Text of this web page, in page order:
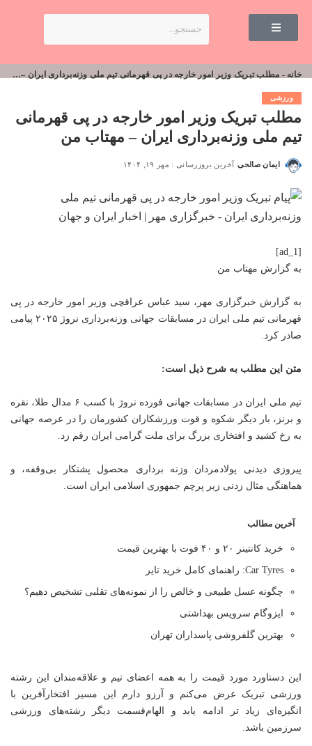
خانه - مطلب تبریک وزیر امور خارجه در پی قهرمانی تیم ملی وزنه‌برداری ایران – مهتاب من
ورزشی
مطلب تبریک وزیر امور خارجه در پی قهرمانی
تیم ملی وزنه‌برداری ایران – مهتاب من
ایمان صالحی آخرین بروزرسانی : مهر ۱۹, ۱۴۰۴
[ad_1]
به گزارش مهتاب من
به گزارش خبرگزاری مهر، سید عباس عراقچی وزیر امور خارجه در پی
قهرمانی تیم ملی ایران در مسابقات جهانی وزنه‌برداری نروژ ۲۰۲۵ پیامی
صادر کرد.
متن این مطلب به شرح ذیل است:
تیم ملی ایران در مسابقات جهانی فورده نروژ با کسب ۶ مدال طلا، نقره
و برنز، بار دیگر شکوه و قوت ورزشکاران کشورمان را در عرصه جهانی
به رخ کشید و افتخاری بزرگ برای ملت گرامی ایران رقم زد.
پیروزی دیدنی پولادمردان وزنه برداری محصول پشتکار بی‌وقفه، و
هماهنگی مثال زدنی زیر پرچم جمهوری اسلامی ایران است.
آخرین مطالب
خرید کانتینر ۲۰ و ۴۰ فوت با بهترین قیمت
Car Tyres: راهنمای کامل خرید تایر
چگونه عسل طبیعی و خالص را از نمونه‌های تقلبی تشخیص دهیم؟
ایزوگام سرویس بهداشتی
بهترین گلفروشی پاسداران تهران
این دستاورد مورد قیمت را به همه اعضای تیم و علاقه‌مندان این رشته
ورزشی تبریک عرض می‌کنم و آرزو دارم این مسیر افتخارآفرین با
انگیزه‌ای زیاد تر ادامه یابد و الهام‌قسمت دیگر رشته‌های ورزشی
سرزمین باشد.